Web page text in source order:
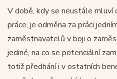
V době, kdy se neustále mluví
práce, je odměna za práci
zaměstnavatelů v boji o
jediné, na co se potenciální
totiž předhání i v ostatních